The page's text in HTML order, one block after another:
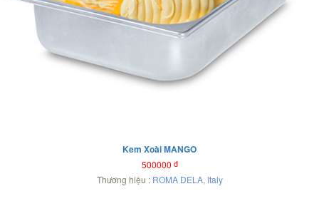
Kem Xoài MANGO
500000 đ
Thương hiệu : ROMA DELA, Italy